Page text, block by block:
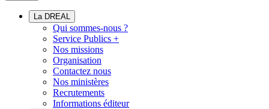
La DREAL
Qui sommes-nous ?
Service Publics +
Nos missions
Organisation
Contactez nous
Nos ministères
Recrutements
Informations éditeur